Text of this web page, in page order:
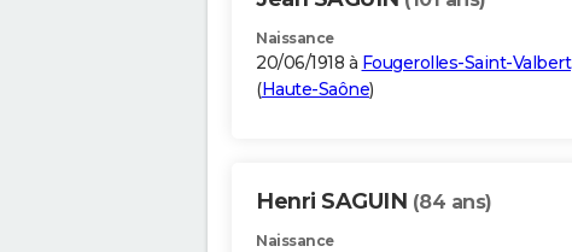
Naissance
20/06/1918 à Fougerolles-Saint-Valbert
(Haute-Saône)
Henri SAGUIN (84 ans)
Naissance